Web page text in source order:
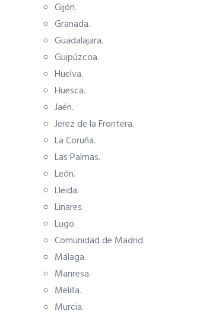
Gijón.
Granada.
Guadalajara.
Guipúzcoa.
Huelva.
Huesca.
Jaén.
Jerez de la Frontera.
La Coruña.
Las Palmas.
León.
Lleida.
Linares.
Lugo.
Comunidad de Madrid.
Málaga.
Manresa.
Melilla.
Murcia.